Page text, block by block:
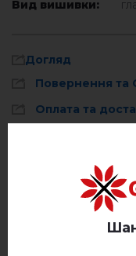
Вид вишивки:
Догляд
Повернення та
Оплата та
(1)
Прати
Ручне